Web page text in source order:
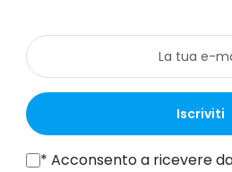
Iscriviti
*Acconsento a ricevere da SONEL S.A. con sede in ul. Wokulskiego 11, 58-100 Świdnica informazioni commerciali per via elettronica (all'indirizzo e-mail fornito) a fini di marketing,